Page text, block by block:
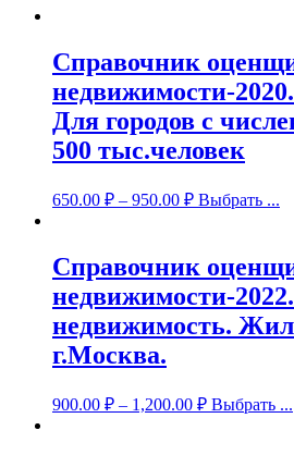
Справочник
недвижимости-
Для городов с
500 тыс.человек
650.00 ₽ – 950.00 ₽ Выбрать ...
Справочник
недвижимости-
недвижимость.
г.Москва.
900.00 ₽ – 1,200.00 ₽ Выбрать ...